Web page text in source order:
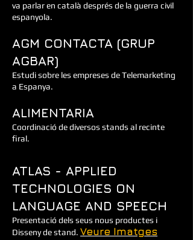
va parlar en català després de la guerra civil
espanyola.
AGM CONTACTA (GRUP
AGBAR)
Estudi sobre les empreses de Telemarketing
a Espanya.
ALIMENTARIA
Coordinació de diversos stands al recinte
firal.
ATLAS - APPLIED
TECHNOLOGIES ON
LANGUAGE AND SPEECH
Presentació dels seus nous productes i
Disseny de stand. Veure Imatges